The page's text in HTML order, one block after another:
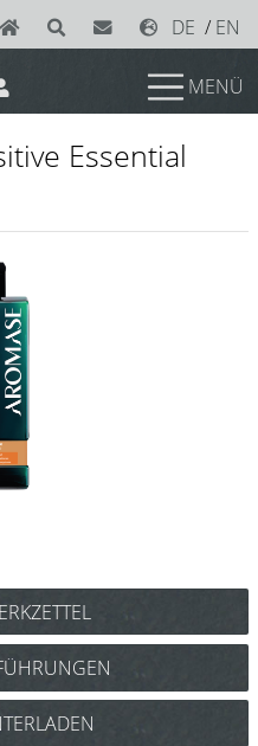
DE / EN
MENÜ
Essential
Shampoo 90